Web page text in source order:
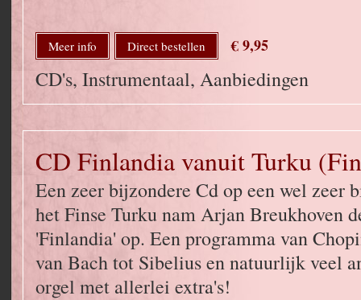
Meer info Direct bestellen € 9,95
CD's, Instrumentaal, Aanbiedingen
CD Finlandia vanuit Turku
Een zeer bijzondere Cd op een wel zeer
het Finse Turku nam Arjan Breukhoven
'Finlandia' op. Een programma van
van Bach tot Sibelius en natuurlijk veel
orgel met allerlei extra's!